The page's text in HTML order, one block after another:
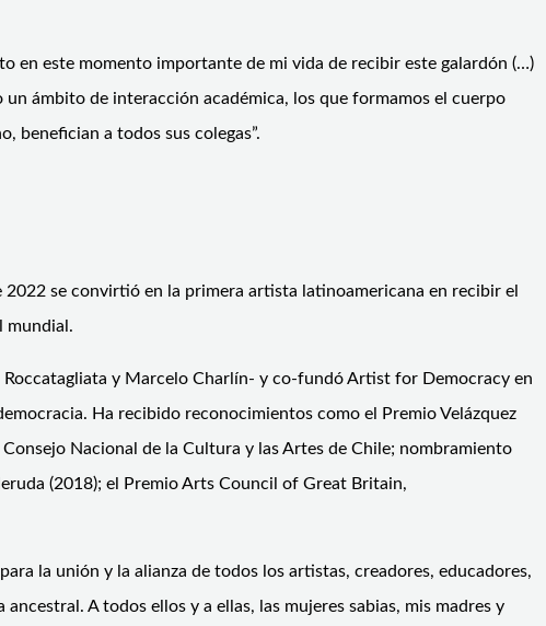
en este momento importante de mi vida de recibir este galardón (…)
ámbito de interacción académica, los que formamos el cuerpo
benefician a todos sus colegas”.
se convirtió en la primera artista latinoamericana en recibir el
mundial.
y Marcelo Charlín- y co-fundó Artist for Democracy en
Ha recibido reconocimientos como el Premio Velázquez
Nacional de la Cultura y las Artes de Chile; nombramiento
(2018); el Premio Arts Council of Great Britain,
la unión y la alianza de todos los artistas, creadores, educadores,
A todos ellos y a ellas, las mujeres sabias, mis madres y